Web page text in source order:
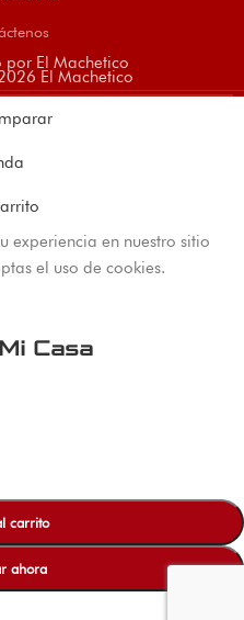
El Machetico
El Machetico
experiencia en nuestro sitio
el uso de cookies.
Casa
carrito
ahora